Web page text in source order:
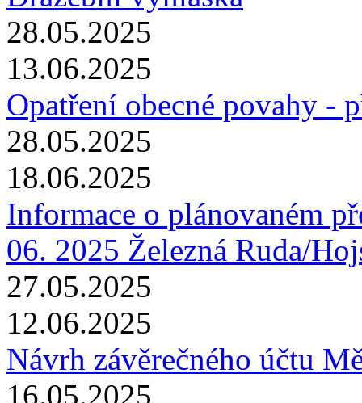
28.05.2025
13.06.2025
Opatření obecné povahy -
28.05.2025
18.06.2025
Informace o plánovaném
06. 2025 Železná Ruda/
27.05.2025
12.06.2025
Návrh závěrečného účtu
16.05.2025